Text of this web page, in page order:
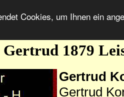
Cookies, um Ihnen ein
1879
Gertrud
Gertrud